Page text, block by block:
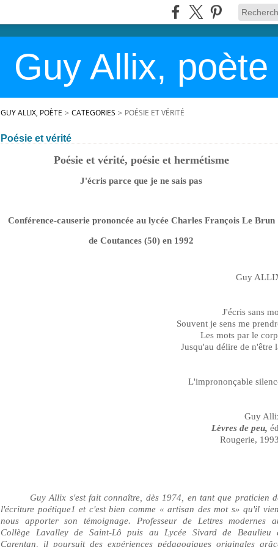
Guy Allix, poète
GUY ALLIX, POÈTE > CATEGORIES > POÉSIE ET VÉRITÉ
Poésie et vérité
Poésie et vérité, poésie et hermétisme
J'écris parce que je ne sais pas
Conférence-causerie prononcée au lycée Charles François Le Brun
de Coutances (50) en 1992
Guy
J'écris sans
Souvent je sens me
Les mots par le
Jusqu'au délire de n'être
L'imprononçable
Guy
Lèvres de peu,
Rougerie,
Guy Allix s'est fait connaître, dès 1974, en tant que praticien
l'écriture poétique1et c'est bien comme « artisan des mot s» qu'il
nous apporter son témoignage. Professeur de Lettres modernes
Collège Lavalley de Saint-Lô puis au Lycée Sivard de Beaulieu
Carentan, il poursuit des expériences pédagogiques originales